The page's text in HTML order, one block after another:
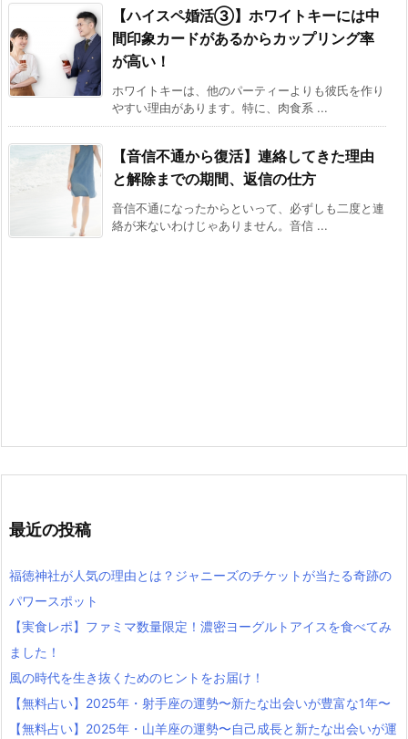
【ハイスペ婚活③】ホワイトキーには中
間印象カードがあるからカップリング率
が高い！
ホワイトキーは、他のパーティーよりも彼氏を作り
やすい理由があります。特に、肉食系 ...
【音信不通から復活】連絡してきた理由
と解除までの期間、返信の仕方
音信不通になったからといって、必ずしも二度と連
絡が来ないわけじゃありません。音信 ...
最近の投稿
福徳神社が人気の理由とは？ジャニーズのチケットが当たる奇跡の
パワースポット
【実食レポ】ファミマ数量限定！濃密ヨーグルトアイスを食べてみ
ました！
風の時代を生き抜くためのヒントをお届け！
【無料占い】2025年・射手座の運勢〜新たな出会いが豊富な1年〜
【無料占い】2025年・山羊座の運勢〜自己成長と新たな出会いが運